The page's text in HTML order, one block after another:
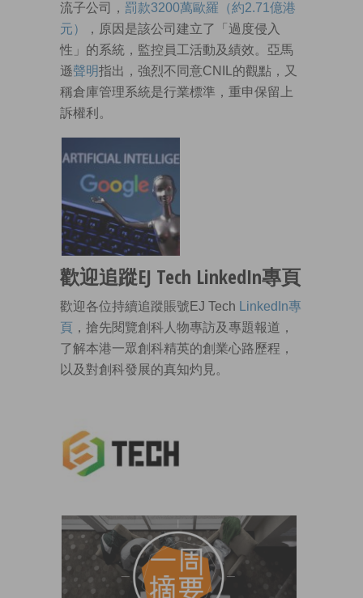
流子公司， 罰款3200萬歐羅（約2.71億港
元）
，原因是該公司建立了「過度侵入
性」的系統，監控員工活動及績效。亞馬
遜聲明指出，強烈不同意CNIL的觀點，又
稱倉庫管理系統是行業標準，重申保留上
訴權利。
歡迎追蹤EJ Tech LinkedIn專頁
歡迎各位持續追蹤賬號EJ Tech
LinkedIn專
頁 ，搶先閱覽創科人物專訪及專題報道，
了解本港一眾創科精英的創業心路歷程，
以及對創科發展的真知灼見。